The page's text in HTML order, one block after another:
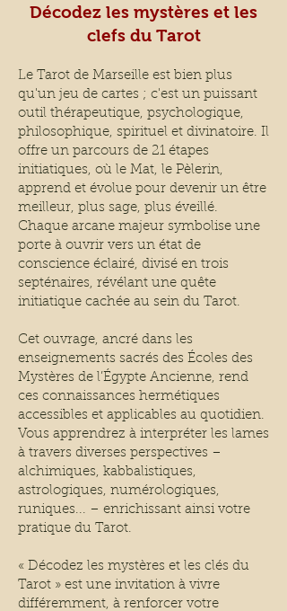
Décodez les mystères et les
clefs du Tarot
Le Tarot de Marseille est bien plus
qu'un jeu de cartes ; c'est un puissant
outil thérapeutique, psychologique,
philosophique, spirituel et divinatoire. Il
offre un parcours de 21 étapes
initiatiques, où le Mat, le Pèlerin,
apprend et évolue pour devenir un être
meilleur, plus sage, plus éveillé.
Chaque arcane majeur symbolise une
porte à ouvrir vers un état de
conscience éclairé, divisé en trois
septénaires, révélant une quête
initiatique cachée au sein du Tarot.
Cet ouvrage, ancré dans les
enseignements sacrés des Écoles des
Mystères de l’Égypte Ancienne, rend
ces connaissances hermétiques
accessibles et applicables au quotidien.
Vous apprendrez à interpréter les lames
à travers diverses perspectives –
alchimiques, kabbalistiques,
astrologiques, numérologiques,
runiques... – enrichissant ainsi votre
pratique du Tarot.
« Décodez les mystères et les clés du
Tarot » est une invitation à vivre
différemment, à renforcer votre